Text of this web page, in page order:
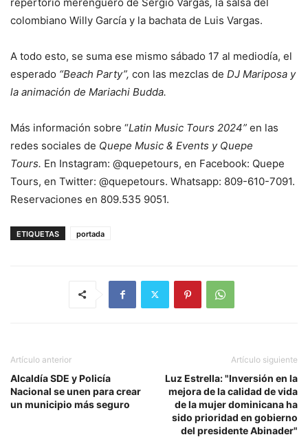
colombiano Willy García y la bachata de Luis Vargas.
A todo esto, se suma ese mismo sábado 17 al mediodía, el
esperado “Beach Party”, con las mezclas de DJ Mariposa y
la animación de Mariachi Budda.
Más información sobre “Latin Music Tours 2024” en las
redes sociales de Quepe Music & Events y Quepe
Tours. En Instagram: @quepetours, en Facebook: Quepe
Tours, en Twitter: @quepetours. Whatsapp: 809-610-7091.
Reservaciones en 809.535 9051.
ETIQUETAS portada
Artículo anterior
Alcaldía SDE y Policía
Nacional se unen para crear
un municipio más seguro
Artículo siguiente
Luz Estrella: "Inversión en la
mejora de la calidad de vida
de la mujer dominicana ha
sido prioridad en gobierno
del presidente Abinader"